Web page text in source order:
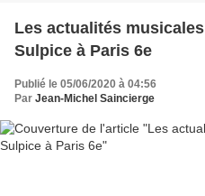
Les actualités
Sulpice à Paris 6e
Publié le 05/06/2020 à 04:56
Par Jean-Michel Saincierge